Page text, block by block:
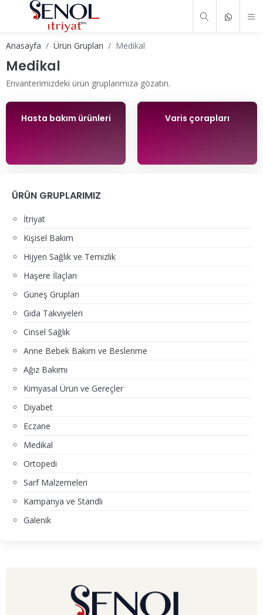
Anasayfa Ürün Grupları Medikal
Medikal
Envanterimizdeki ürün gruplarımıza gözatın.
Hasta bakım ürünleri Varis çorapları
ÜRÜN GRUPLARIMIZ
İtriyat
Kişisel Bakım
Hijyen Sağlık ve Temizlik
Haşere İlaçları
Güneş Grupları
Gıda Takviyeleri
Cinsel Sağlık
Anne Bebek Bakım ve Beslenme
Ağız Bakımı
Kimyasal Ürün ve Gereçler
Diyabet
Eczane
Medikal
Ortopedi
Sarf Malzemeleri
Kampanya ve Standlı
Galenik